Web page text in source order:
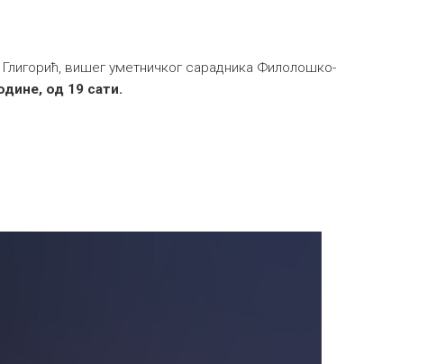
вишег уметничког сарадника Филолошко-
од 19 сати.